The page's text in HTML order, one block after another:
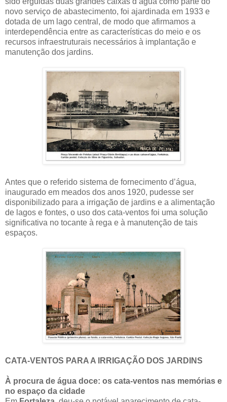
novo serviço de abastecimento, foi ajardinada em 1933 e
dotada de um lago central, de modo que afirmamos a
interdependência entre as características do meio e os
recursos infraestruturais necessários à implantação e
manutenção dos jardins.
Antes que o referido sistema de fornecimento d’água,
inaugurado em meados dos anos 1920, pudesse ser
disponibilizado para a irrigação de jardins e a alimentação
de lagos e fontes, o uso dos cata-ventos foi uma solução
significativa no tocante à rega e à manutenção de tais
espaços.
CATA-VENTOS PARA A IRRIGAÇÃO DOS JARDINS
À procura de água doce: os cata-ventos nas memórias e
no espaço da cidade